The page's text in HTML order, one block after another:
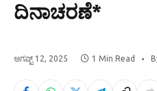
ದಿನಾಚರಣೆ*
ಆಗಷ್ಟ್ 12, 2025 1 Min Read